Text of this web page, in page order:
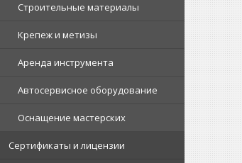
Строительные материалы
Крепеж и метизы
Аренда инструмента
Автосервисное оборудование
Оснащение мастерских
Сертификаты и лицензии